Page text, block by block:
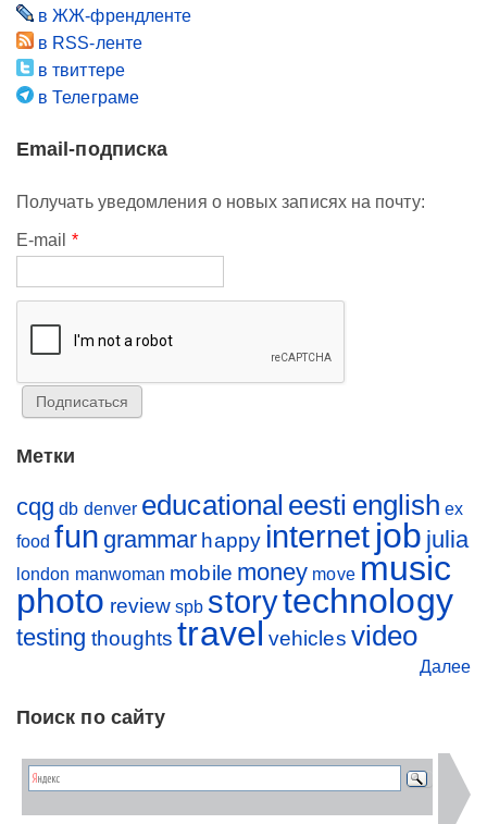
в ЖЖ-френдленте
в RSS-ленте
в твиттере
в Телеграме
Email-подписка
Получать уведомления о новых записях на почту:
E-mail *
Метки
cqg db denver educational eesti english ex
food fun grammar happy internet job julia
london manwoman mobile money move music
photo review spb storytechnology
testing thoughts travel vehicles video
Далее
Поиск по сайту